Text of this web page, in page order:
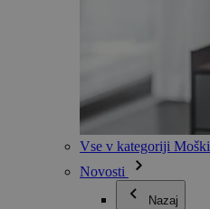
Vse v kategoriji Moški
Novosti
Nazaj